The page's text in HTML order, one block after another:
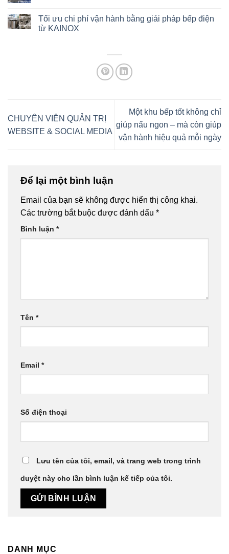
Tối ưu chi phí vận hành bằng giải pháp bếp điện
từ KAINOX
CHUYÊN VIÊN QUẢN TRỊ
WEBSITE & SOCIAL MEDIA
Một khu bếp tốt không chỉ
giúp nấu ngon – mà còn giúp
vận hành hiệu quả mỗi ngày
Để lại một bình luận
Email của bạn sẽ không được hiển thị công khai.
Các trường bắt buộc được đánh dấu *
Bình luận *
Tên *
Email *
Số điện thoại
Lưu tên của tôi, email, và trang web trong trình
duyệt này cho lần bình luận kế tiếp của tôi.
DANH MỤC